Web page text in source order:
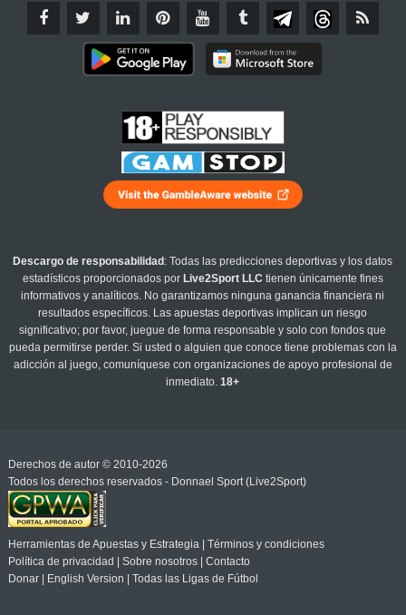
Descargo de responsabilidad : Todas las predicciones deportivas y los datos
estadísticos proporcionados por Live2Sport LLC tienen únicamente fines
informativos y analíticos. No garantizamos ninguna ganancia financiera ni
resultados específicos. Las apuestas deportivas implican un riesgo
significativo; por favor, juegue de forma responsable y solo con fondos que
pueda permitirse perder. Si usted o alguien que conoce tiene problemas con la
adicción al juego, comuníquese con organizaciones de apoyo profesional de
inmediato.18+
Derechos de autor © 2010-2026
Todos los derechos reservados - Donnael Sport (Live2Sport)
Herramientas de Apuestas y Estrategia| Términos y condiciones
Política de privacidad
Sobre nosotros| Contacto
Donar| English Version Todas las Ligas de Fútbol